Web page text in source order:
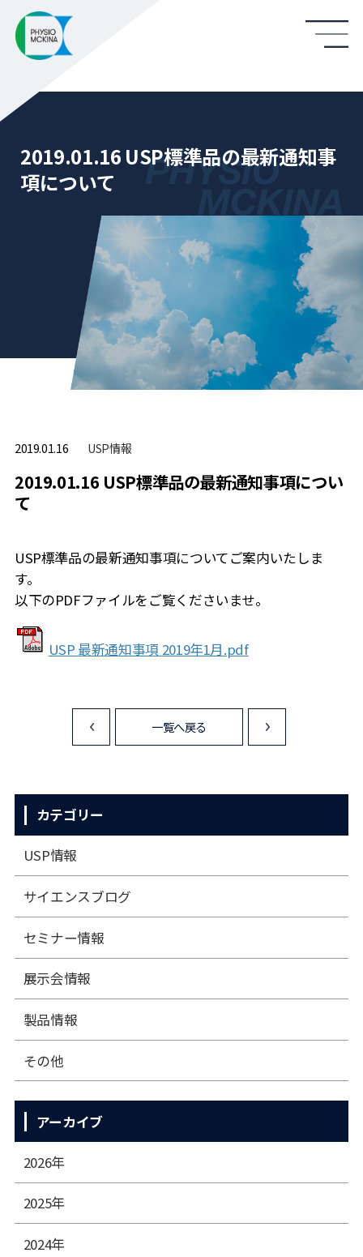
2019.01.16 USP標準品の最新通知事
項について
2019.01.16 USP情報
2019.01.16 USP標準品の最新通知事項につい
て
USP標準品の最新通知事項についてご案内いたしま
す。
以下のPDFファイルをご覧くださいませ。
USP 最新通知事項 2019年1月.pdf
<
一覧へ戻る
カテゴリー
USP情報
サイエンスブログ
セミナー情報
展⽰会情報
製品情報
その他
アーカイブ
2026年
2025年
2024年